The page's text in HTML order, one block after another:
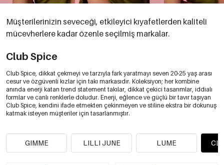
Müşterilerinizin seveceği, etkileyici kıyafetlerden kaliteli
mücevherlere kadar özenle seçilmiş markalar.
Club Spice
Club Spice, dikkat çekmeyi ve tarzıyla fark yaratmayı seven 20-25 yaş arası
cesur ve özgüvenli kızlar için takı markasıdır. Koleksiyon; her kombine
anında enerji katan trend statement takılar, dikkat çekici tasarımlar, iddialı
formlar ve canlı renklerle doludur. Enerji, eğlence ve güçlü bir tavır taşıyan
Club Spice, kendini ifade etmekten çekinmeyen ve stiline ekstra bir dokunuş
katmak isteyen müşteriler için tasarlanmıştır.
GIMME LILLI JUNE LUME